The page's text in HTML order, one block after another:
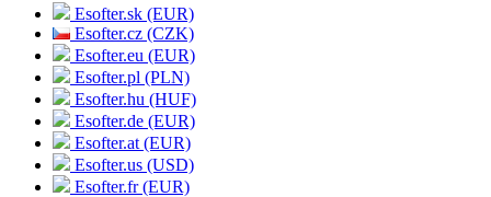
Esofter.sk (EUR)
Esofter.cz (CZK)
Esofter.eu (EUR)
Esofter.pl (PLN)
Esofter.hu (HUF)
Esofter.de (EUR)
Esofter.at (EUR)
Esofter.us (USD)
Esofter.fr (EUR)